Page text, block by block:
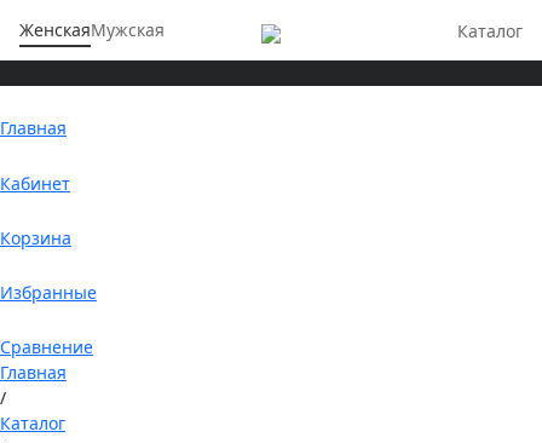
ЖенскаяМужская Каталог
Главная
Кабинет
Корзина
Избранные
Сравнение
Главная
/
Каталог